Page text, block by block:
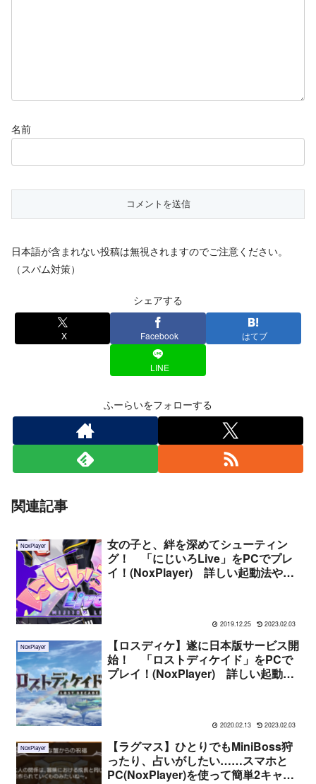
名前
日本語が含まれない投稿は無視されますのでご注意ください。
（スパム対策）
シェアする
X Facebook はてブ
LINE
ふーらいをフォローする
関連記事
NoxPlayer
女の子と、絆を深めてシューティン
グ！ 「にじいろLive」をPCでプレ
イ！(NoxPlayer) 詳しい起動法や遊
2019.12.25 2023.02.03
NoxPlayer
【ロスディケ】遂に日本版サービス開
始！ 「ロストディケイド」をPCで
プレイ！(NoxPlayer) 詳しい起動法
2020.02.13 2023.02.03
NoxPlayer
【ラグマス】ひとりでもMiniBoss狩
ったり、占いがしたい……スマホと
PC(NoxPlayer)を使って簡単2キャラ